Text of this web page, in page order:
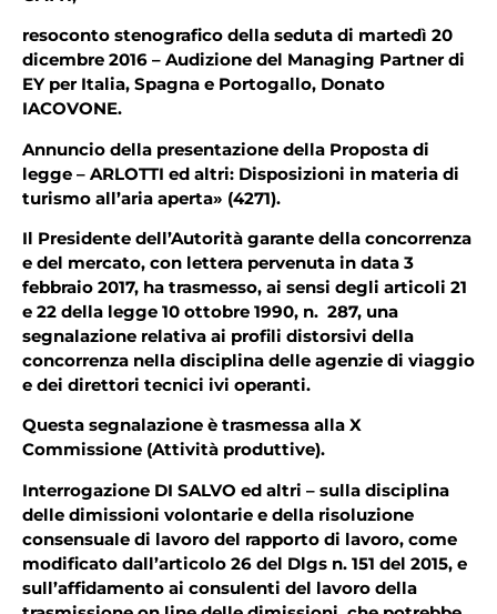
resoconto stenografico della seduta di martedì 20
dicembre 2016 – Audizione del Managing Partner di
EY per Italia, Spagna e Portogallo, Donato
IACOVONE.
Annuncio della presentazione della Proposta di
legge – ARLOTTI ed altri: Disposizioni in materia di
turismo all’aria aperta» (4271).
Il Presidente dell’Autorità garante della concorrenza
e del mercato, con lettera pervenuta in data 3
febbraio 2017, ha trasmesso, ai sensi degli articoli 21
e 22 della legge 10 ottobre 1990, n. 287, una
segnalazione relativa ai profili distorsivi della
concorrenza nella disciplina delle agenzie di viaggio
e dei direttori tecnici ivi operanti.
Questa segnalazione è trasmessa alla X
Commissione (Attività produttive).
Interrogazione DI SALVO ed altri – sulla disciplina
delle dimissioni volontarie e della risoluzione
consensuale di lavoro del rapporto di lavoro, come
modificato dall’articolo 26 del Dlgs n. 151 del 2015, e
sull’affidamento ai consulenti del lavoro della